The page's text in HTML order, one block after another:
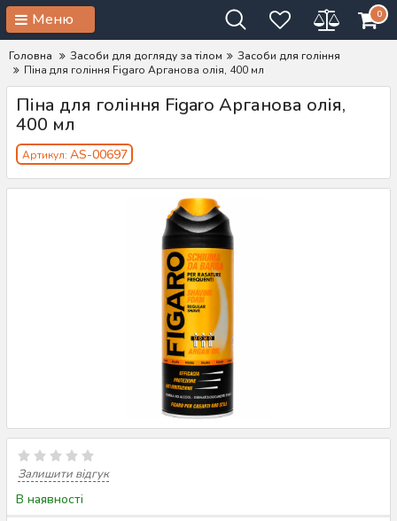
Меню 0
Головна Засоби для догляду за тілом
Засоби для гоління
Піна для гоління Figaro Арганова олія, 400 мл
Піна для гоління Figaro Арганова олія,
400 мл
Артикул: AS-00697
Залишити відгук
В наявності